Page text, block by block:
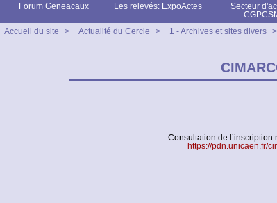
Forum Geneacaux Les relevés: ExpoActes
Secteur
Accueil du site > Actualité du Cercle > 1 - Archives et sites divers >
Consultation de l’inscription
https://pdn.unicaen.fr/